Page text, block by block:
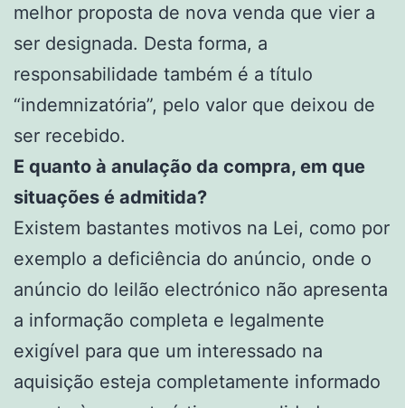
melhor proposta de nova venda que vier a
ser designada. Desta forma, a
responsabilidade também é a título
“indemnizatória”, pelo valor que deixou de
ser recebido.
E quanto à anulação da compra, em que
situações é admitida?
Existem bastantes motivos na Lei, como por
exemplo a deficiência do anúncio, onde o
anúncio do leilão electrónico não apresenta
a informação completa e legalmente
exigível para que um interessado na
aquisição esteja completamente informado